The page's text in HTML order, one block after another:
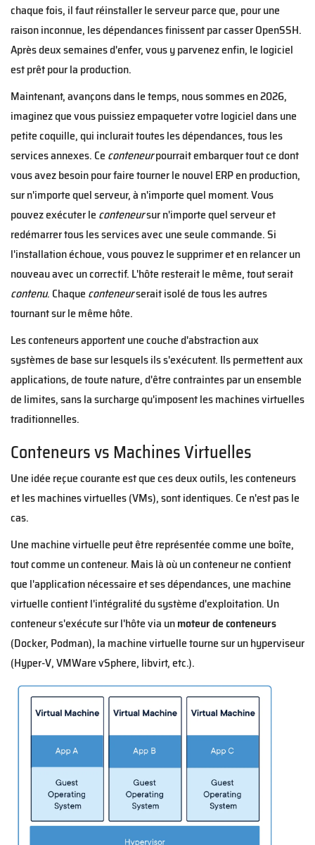
chaque fois, il faut réinstaller le serveur parce que, pour une
raison inconnue, les dépendances finissent par casser OpenSSH.
Après deux semaines d'enfer, vous y parvenez enfin, le logiciel
est prêt pour la production.
Maintenant, avançons dans le temps, nous sommes en 2026,
imaginez que vous puissiez empaqueter votre logiciel dans une
petite coquille, qui inclurait toutes les dépendances, tous les
services annexes. Ce conteneurpourrait embarquer tout ce dont
vous avez besoin pour faire tourner le nouvel ERP en production,
sur n'importe quel serveur, à n'importe quel moment. Vous
pouvez exécuter le conteneursur n'importe quel serveur et
redémarrer tous les services avec une seule commande. Si
l'installation échoue, vous pouvez le supprimer et en relancer un
nouveau avec un correctif. L'hôte resterait le même, tout serait
contenu. Chaque conteneurserait isolé de tous les autres
tournant sur le même hôte.
Les conteneurs apportent une couche d'abstraction aux
systèmes de base sur lesquels ils s'exécutent. Ils permettent aux
applications, de toute nature, d'être contraintes par un ensemble
de limites, sans la surcharge qu'imposent les machines virtuelles
traditionnelles.
Conteneurs vs Machines Virtuelles
Une idée reçue courante est que ces deux outils, les conteneurs
et les machines virtuelles (VMs), sont identiques. Ce n'est pas le
cas.
Une machine virtuelle peut être représentée comme une boîte,
tout comme un conteneur. Mais là où un conteneur ne contient
que l'application nécessaire et ses dépendances, une machine
virtuelle contient l'intégralité du système d'exploitation. Un
conteneur s'exécute sur l'hôte via unmoteur de conteneurs
(Docker, Podman), la machine virtuelle tourne sur un hyperviseur
(Hyper-V, VMWare vSphere, libvirt, etc.).